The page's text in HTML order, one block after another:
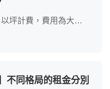
坪計費，費用為大樓
管理嚴謹、晚班管理員
不同格局的租金分別